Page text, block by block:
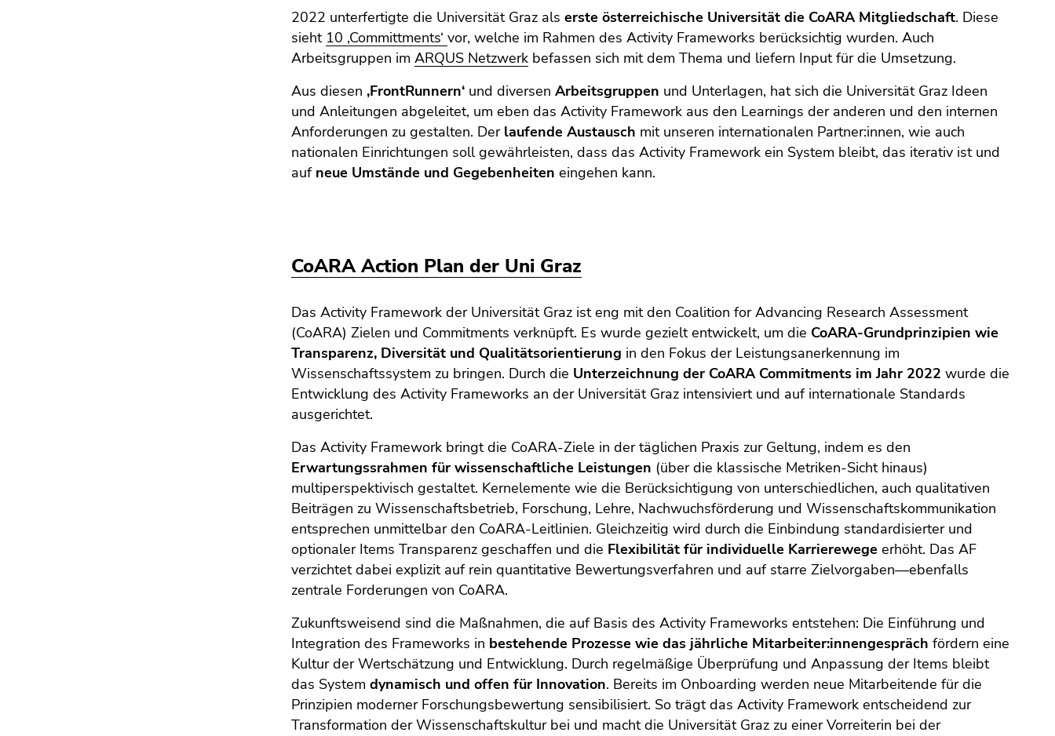
2022 unterfertigte die Universität Graz alserste österreichische Universität die CoARA Mitgliedschaft. Diese
sieht 10 ‚Committments‘vor, welche im Rahmen des Activity Frameworks berücksichtig wurden. Auch
Arbeitsgruppen imARQUS Netzwerk befassen sich mit dem Thema und liefern Input für die Umsetzung.
Aus diesen ‚FrontRunnern‘ und diversenArbeitsgruppen und Unterlagen, hat sich die Universität Graz Ideen
und Anleitungen abgeleitet, um eben das Activity Framework aus den Learnings der anderen und den internen
Anforderungen zu gestalten. Der laufende Austausch mit unseren internationalen Partner:innen, wie auch
nationalen Einrichtungen soll gewährleisten, dass das Activity Framework ein System bleibt, das iterativ ist und
auf neue Umstände und Gegebenheiten eingehen kann.
CoARA Action Plan der Uni Graz
Das Activity Framework der Universität Graz ist eng mit den Coalition for Advancing Research Assessment
(CoARA) Zielen und Commitments verknüpft. Es wurde gezielt entwickelt, um die CoARA-Grundprinzipien wie
Transparenz, Diversität und Qualitätsorientierung in den Fokus der Leistungsanerkennung im
Wissenschaftssystem zu bringen. Durch die Unterzeichnung der CoARA Commitments im Jahr 2022 wurde die
Entwicklung des Activity Frameworks an der Universität Graz intensiviert und auf internationale Standards
ausgerichtet.
Das Activity Framework bringt die CoARA-Ziele in der täglichen Praxis zur Geltung, indem es den
Erwartungssrahmen für wissenschaftliche Leistungen (über die klassische Metriken-Sicht hinaus)
multiperspektivisch gestaltet. Kernelemente wie die Berücksichtigung von unterschiedlichen, auch qualitativen
Beiträgen zu Wissenschaftsbetrieb, Forschung, Lehre, Nachwuchsförderung und Wissenschaftskommunikation
entsprechen unmittelbar den CoARA-Leitlinien. Gleichzeitig wird durch die Einbindung standardisierter und
optionaler Items Transparenz geschaffen und die Flexibilität für individuelle Karrierewege erhöht. Das AF
verzichtet dabei explizit auf rein quantitative Bewertungsverfahren und auf starre Zielvorgaben—ebenfalls
zentrale Forderungen von CoARA.
Zukunftsweisend sind die Maßnahmen, die auf Basis des Activity Frameworks entstehen: Die Einführung und
Integration des Frameworks in bestehende Prozesse wie das jährliche Mitarbeiter:innengespräch fördern eine
Kultur der Wertschätzung und Entwicklung. Durch regelmäßige Überprüfung und Anpassung der Items bleibt
das Systemdynamisch und offen für Innovation. Bereits im Onboarding werden neue Mitarbeitende für die
Prinzipien moderner Forschungsbewertung sensibilisiert. So trägt das Activity Framework entscheidend zur
Transformation der Wissenschaftskultur bei und macht die Universität Graz zu einer Vorreiterin bei der